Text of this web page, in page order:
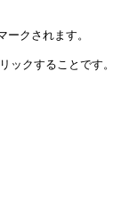
クされます。
クすることです。